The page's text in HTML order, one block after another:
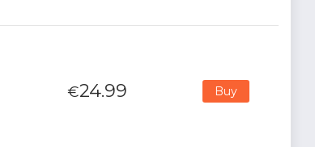
€24.99 Buy